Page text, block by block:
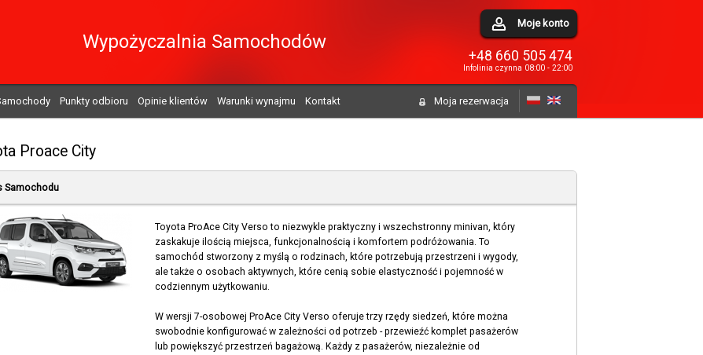
Wypożyczalnia Samochodów
Moje konto
+48 660 505 474
Infolinia czynna 08:00 - 22:00
Moja rezerwacja
Punkty odbioru Opinie klientów Warunki wynajmu Kontakt
Proace City
Samochodu
Toyota ProAce City Verso to niezwykle praktyczny i wszechstronny minivan, który
zaskakuje ilością miejsca, funkcjonalnością i komfortem podróżowania. To
samochód stworzony z myślą o rodzinach, które potrzebują przestrzeni i wygody,
ale także o osobach aktywnych, które cenią sobie elastyczność i pojemność w
codziennym użytkowaniu.
W wersji 7-osobowej ProAce City Verso oferuje trzy rzędy siedzeń, które można
swobodnie konfigurować w zależności od potrzeb - przewieźć komplet pasażerów
lub powiększyć przestrzeń bagażową. Każdy z pasażerów, niezależnie od